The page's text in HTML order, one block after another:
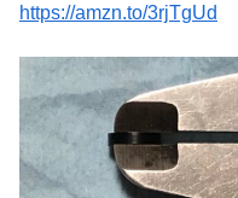
https://amzn.to/3rjTgUd